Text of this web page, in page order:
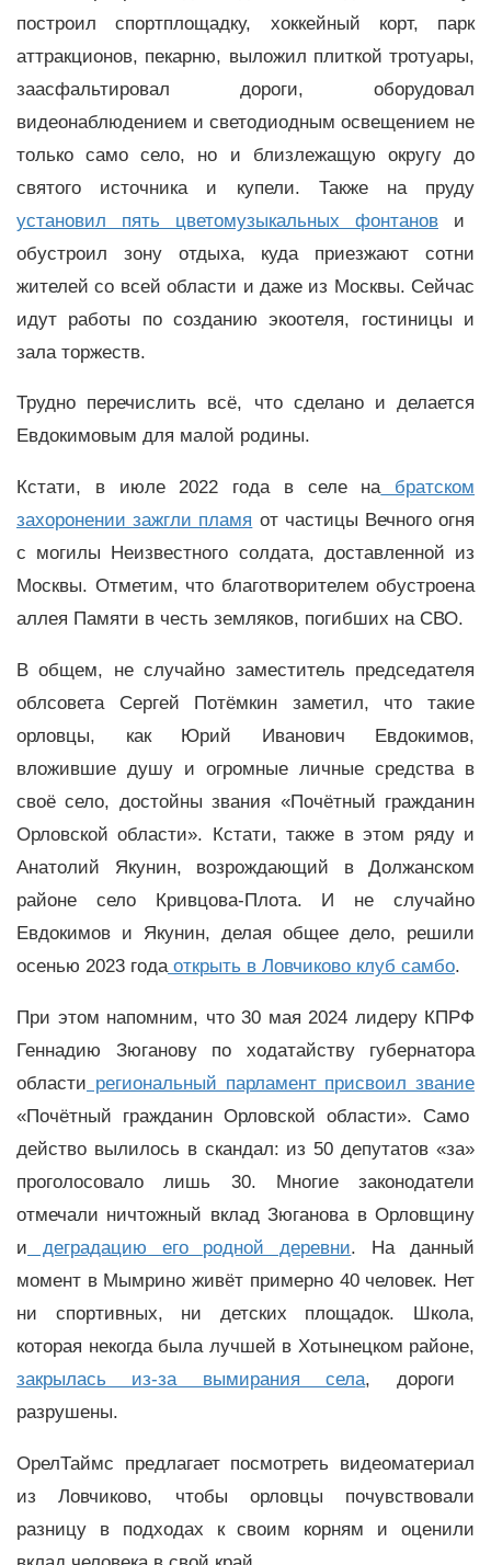
построил спортплощадку, хоккейный корт, парк
аттракционов, пекарню, выложил плиткой тротуары,
заасфальтировал дороги, оборудовал
видеонаблюдением и светодиодным освещением не
только само село, но и близлежащую округу до
святого источника и купели. Также на пруду
установил пять цветомузыкальных фонтанов и
обустроил зону отдыха, куда приезжают сотни
жителей со всей области и даже из Москвы. Сейчас
идут работы по созданию экоотеля, гостиницы и
зала торжеств.
Трудно перечислить всё, что сделано и делается
Евдокимовым для малой родины.
Кстати, в июле 2022 года в селе набратском
захоронении зажгли пламя от частицы Вечного огня
с могилы Неизвестного солдата, доставленной из
Москвы. Отметим, что благотворителем обустроена
аллея Памяти в честь земляков, погибших на СВО.
В общем, не случайно заместитель председателя
облсовета Сергей Потёмкин заметил, что такие
орловцы, как Юрий Иванович Евдокимов,
вложившие душу и огромные личные средства в
своё село, достойны звания «Почётный гражданин
Орловской области». Кстати, также в этом ряду и
Анатолий Якунин, возрождающий в Должанском
районе село Кривцова-Плота. И не случайно
Евдокимов и Якунин, делая общее дело, решили
осенью 2023 годаоткрыть в Ловчиково клуб самбо.
При этом напомним, что 30 мая 2024 лидеру КПРФ
Геннадию Зюганову по ходатайству губернатора
области региональный парламент присвоил звание
«Почётный гражданин Орловской области». Само
действо вылилось в скандал: из 50 депутатов «за»
проголосовало лишь 30. Многие законодатели
отмечали ничтожный вклад Зюганова в Орловщину
и деградацию его родной деревни. На данный
момент в Мымрино живёт примерно 40 человек. Нет
ни спортивных, ни детских площадок. Школа,
которая некогда была лучшей в Хотынецком районе,
закрылась из-за вымирания села, дороги
разрушены.
ОрелТаймс предлагает посмотреть видеоматериал
из Ловчиково, чтобы орловцы почувствовали
разницу в подходах к своим корням и оценили